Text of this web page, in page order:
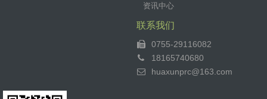
资讯中心
联系我们
0755-29116082
18165740680
huaxunprc@163.com